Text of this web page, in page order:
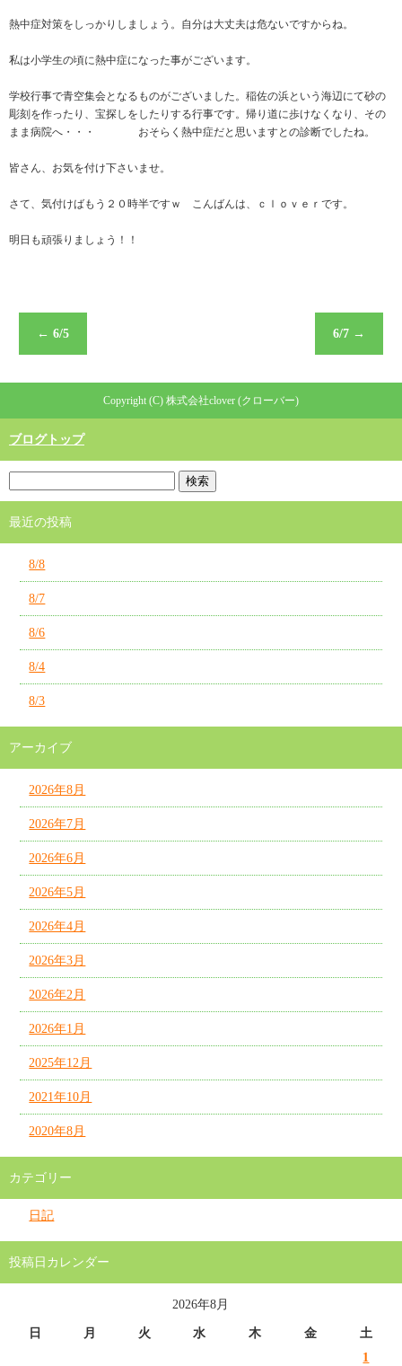
熱中症対策をしっかりしましょう。自分は大丈夫は危ないですからね。
私は小学生の頃に熱中症になった事がございます。
学校行事で青空集会となるものがございました。稲佐の浜という海辺にて砂の
彫刻を作ったり、宝探しをしたりする行事です。帰り道に歩けなくなり、その
まま病院へ・・・ おそらく熱中症だと思いますとの診断でしたね。
皆さん、お気を付け下さいませ。
さて、気付けばもう２０時半ですｗ こんばんは、ｃｌｏｖｅｒです。
明日も頑張りましょう！！
← 6/5 6/7 →
Copyright (C) 株式会社clover (クローバー)
ブログトップ
最近の投稿
8/8
8/7
8/6
8/4
8/3
アーカイブ
2026年8月
2026年7月
2026年6月
2026年5月
2026年4月
2026年3月
2026年2月
2026年1月
2025年12月
2021年10月
2020年8月
カテゴリー
日記
投稿日カレンダー
2026年8月
日 月 火 水 木 金
土
1